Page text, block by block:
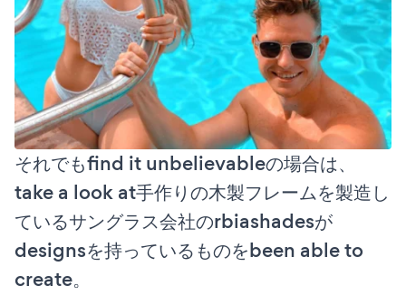
それでもfind it unbelievableの場合は、
take a look at手作りの木製フレームを製造し
ているサングラス会社のrbiashadesが
designsを持っているものをbeen able to
create。